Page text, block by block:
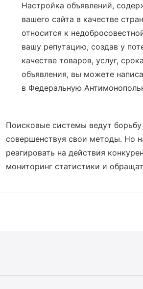
Настройка объявлений,
вашего сайта в качестве
относится к
вашу репутацию, создав у
качестве товаров, услуг,
объявления, вы можете
в Федеральную
Поисковые системы ведут
совершенствуя свои методы. Но
реагировать на действия
мониторинг статистики и